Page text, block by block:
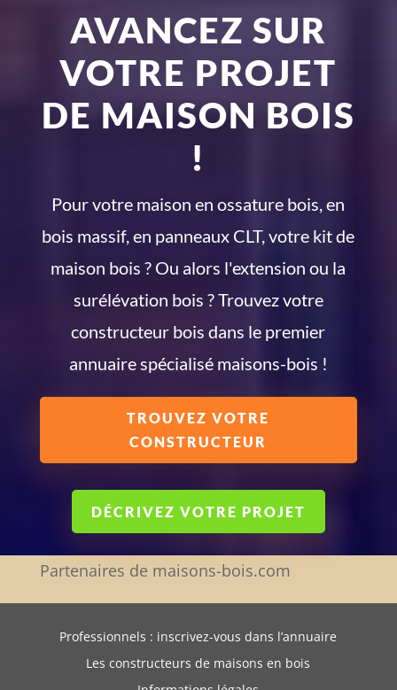
AVANCEZ SUR
VOTRE PROJET
DE MAISON BOIS
!
Pour votre maison en ossature bois, en
bois massif, en panneaux CLT, votre kit de
maison bois ? Ou alors l'extension ou la
surélévation bois ? Trouvez votre
constructeur bois dans le premier
annuaire spécialisé maisons-bois !
TROUVEZ VOTRE
CONSTRUCTEUR
DÉCRIVEZ VOTRE PROJET
Partenaires de maisons-bois.com
Professionnels : inscrivez-vous dans l’annuaire
Les constructeurs de maisons en bois